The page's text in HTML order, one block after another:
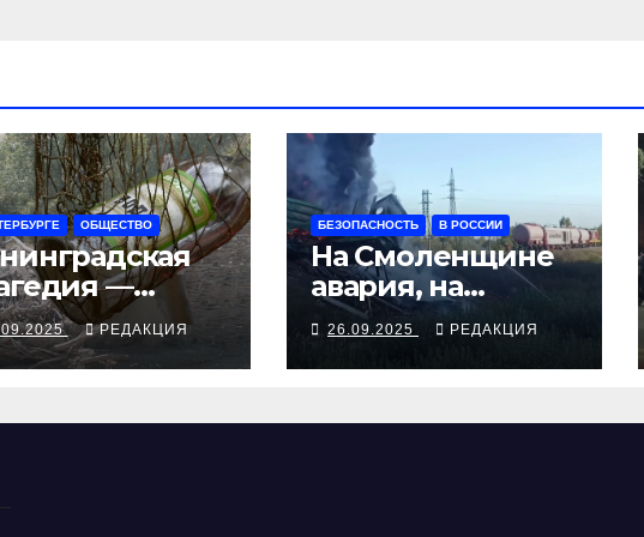
ОБЩЕСТВО
—
смертей от
РЕДАКЦИЯ
БЕЗОПАСНОСТЬ В РОССИИ
На Смоленщине
авария, на
Псковщине
взрыв
26.09.2025 РЕДАКЦИЯ